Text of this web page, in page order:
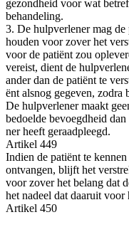
gezond­heid voor wat
behandeling.
3. De hulp­ver­le­ner mag
hou­den voor zover het
voor de pati­ënt zou
ver­eist, dient de
ander dan de pati­ënt te
ënt als­nog gege­ven, zodra
De hulp­ver­le­ner maakt
bedoel­de bevoegd­heid
ner heeft geraadpleegd.
Arti­kel 449
Indien de pati­ënt te
ont­van­gen, blijft het
voor zover het belang dat
het nadeel dat daar­uit
Arti­kel 450